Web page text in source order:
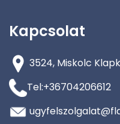
Kapcsolat
3524, Miskolc
Tel:+36704206612